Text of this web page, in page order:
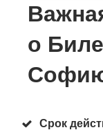
о
Срок